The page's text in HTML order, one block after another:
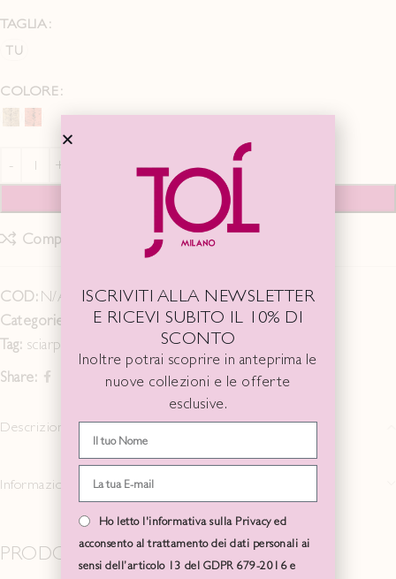
TAGLIA
TU
COLORE
AGGIUNGI AL CARRELLO
Compare Add to wishlist
COD: N/A
Categorie:
ACCESSORI, Fall Winter 25/26
Tag: sciarpa
Share:
Descrizione
Informazioni aggiuntive
PRODOTTI CORRELATI
ISCRIVITI ALLA NEWSLETTER
E RICEVI SUBITO IL 10% DI
SCONTO
Inoltre potrai scoprire in anteprima le
nuove collezioni e le offerte
esclusive.
Ho letto l'informativa sulla Privacy ed
acconsento al trattamento dei dati personali ai
sensi dell’articolo 13 del GDPR 679-2016 e